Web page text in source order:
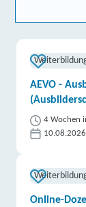
AEVO -
4 Wochen
10.08.2026
Online-